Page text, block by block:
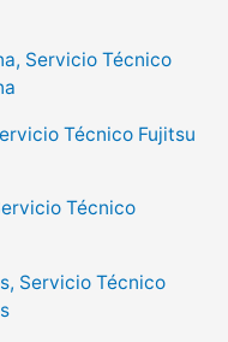
Servicio Técnico
Técnico Fujitsu
Técnico
Servicio Técnico